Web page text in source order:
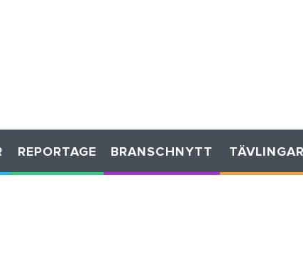
REPORTAGE BRANSCHNYTT TÄVLINGAR